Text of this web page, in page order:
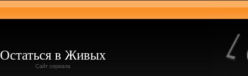
Остаться в Живых
Сайт сериала